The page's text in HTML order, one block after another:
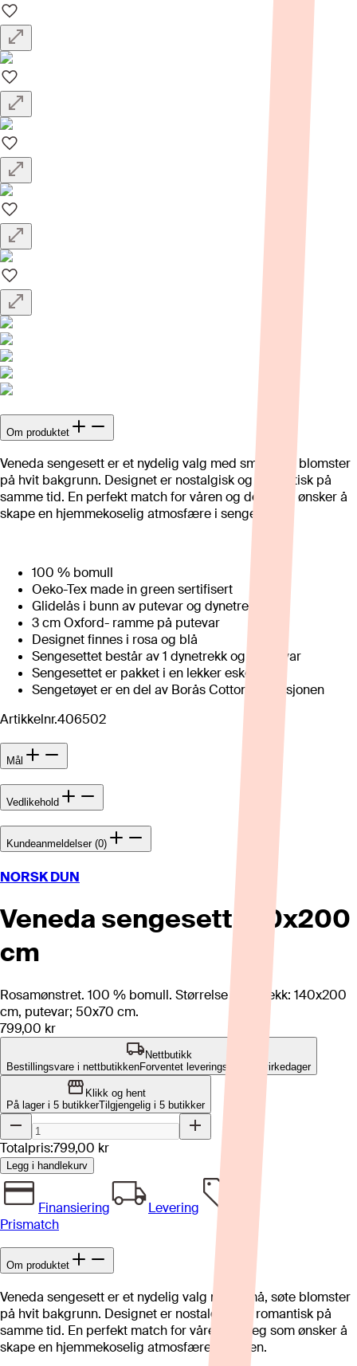
Om produktet
Veneda sengesett er et nydelig valg med små, søte blomster
på hvit bakgrunn. Designet er nostalgisk og romantisk på
samme tid. En perfekt match for våren og deg som ønsker å
skape en hjemmekoselig atmosfære i sengen.
100 % bomull
Oeko-Tex made in green sertifisert
Glidelås i bunn av putevar og dynetrekk
3 cm Oxford- ramme på putevar
Designet finnes i rosa og blå
Sengesettet består av 1 dynetrekk og 1 putevar
Sengesettet er pakket i en lekker eske
Sengetøyet er en del av Borås Cotton-kolleksjonen
Artikkelnr.406502
Mål
Vedlikehold
Kundeanmeldelser (0)
NORSK DUN
Veneda sengesett 140x200
cm
Rosamønstret. 100 % bomull. Størrelse dynetrekk: 140x200
cm, putevar; 50x70 cm.
799,00 kr
Nettbutikk
Bestillingsvare i nettbutikkenForventet leveringstid: 2-7 virkedager
Klikk og hent
På lager i 5 butikkerTilgjengelig i 5 butikker
Totalpris:799,00 kr
Legg i handlekurv
Finansiering
Levering
Prismatch
Om produktet
Veneda sengesett er et nydelig valg med små, søte blomster
på hvit bakgrunn. Designet er nostalgisk og romantisk på
samme tid. En perfekt match for våren og deg som ønsker å
skape en hjemmekoselig atmosfære i sengen.